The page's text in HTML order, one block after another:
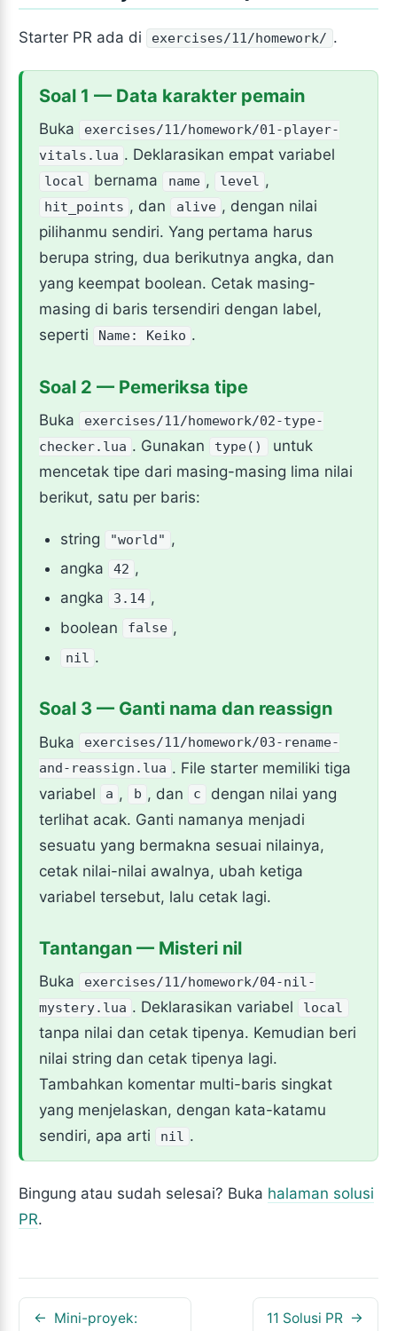
Starter PR ada di exercises/11/homework/ .
Soal 1 — Data karakter pemain
Buka
exercises/11/homework/01-player-
vitals.lua . Deklarasikan empat variabel
local bernama name , level ,
hit_points , dan alive , dengan nilai
pilihanmu sendiri. Yang pertama harus
berupa string, dua berikutnya angka, dan
yang keempat boolean. Cetak masing-
masing di baris tersendiri dengan label,
seperti
Name: Keiko .
Soal 2 — Pemeriksa tipe
Buka
exercises/11/homework/02-type-
checker.lua . Gunakan type()
untuk
mencetak tipe dari masing-masing lima nilai
berikut, satu per baris:
string "world" ,
angka
42 ,
angka
3.14 ,
boolean
false ,
nil .
Soal 3 — Ganti nama dan reassign
Buka
exercises/11/homework/03-rename-
and-reassign.lua . File starter memiliki tiga
variabel
a , b , dan c
dengan nilai yang
terlihat acak. Ganti namanya menjadi
sesuatu yang bermakna sesuai nilainya,
cetak nilai-nilai awalnya, ubah ketiga
variabel tersebut, lalu cetak lagi.
Tantangan — Misteri nil
Buka
exercises/11/homework/04-nil-
mystery.lua . Deklarasikan variabel local
tanpa nilai dan cetak tipenya. Kemudian beri
nilai string dan cetak tipenya lagi.
Tambahkan komentar multi-baris singkat
yang menjelaskan, dengan kata-katamu
sendiri, apa arti
nil .
Bingung atau sudah selesai? Buka halaman solusi
PR.
Mini-proyek: 11 Solusi PR